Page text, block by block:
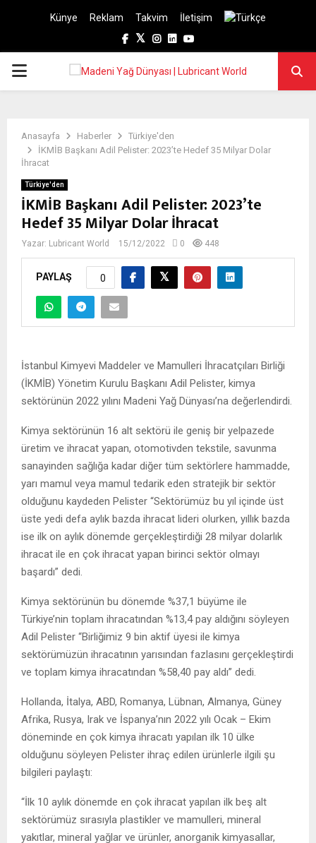
Künye Reklam Takvim
İletişim
Facebook
TwitterInstagram
LinkedinYoutube
PRIMARY
Anasayfa Haberler
Türkiye'den
İKMİB Başkanı Adil Pelister: 2023’te Hedef 35 Milyar Dolar
İhracat
Türkiye'den
İKMİB Başkanı Adil Pelister: 2023’te
Hedef 35 Milyar Dolar İhracat
Yazar: Lubricant World 15/12/2022 0 448
PAYLAŞ 0
İstanbul Kimyevi Maddeler ve Mamulleri İhracatçıları Birliği
(İKMİB) Yönetim Kurulu Başkanı Adil Pelister, kimya
sektörünün 2022 yılını Madeni Yağ Dünyası’na değerlendirdi.
Kimya sektörünün 16 alt sektörü ile geniş bir yelpazede
üretim ve ihracat yapan, otomotivden tekstile, savunma
sanayinden sağlığa kadar diğer tüm sektörlere hammadde,
yarı mamul veya mamul tedarik eden stratejik bir sektör
olduğunu kaydeden Pelister “Sektörümüz bu yıl içinde üst
üste yedi defa aylık bazda ihracat lideri olurken, yıllık bazda
ise ilk on aylık dönemde gerçekleştirdiği 28 milyar dolarlık
ihracat ile en çok ihracat yapan birinci sektör olmayı
başardı” dedi.
Kimya sektörünün bu dönemde %37,1 büyüme ile
Türkiye’nin toplam ihracatından %13,4 pay aldığını söyleyen
Adil Pelister “Birliğimiz 9 bin aktif üyesi ile kimya
sektörümüzün ihracatının yarısından fazlasını gerçekleştirdi
ve toplam kimya ihracatından %58,40 pay aldı” dedi.
Hollanda, İtalya, ABD, Romanya, Lübnan, Almanya, Güney
Afrika, Rusya, Irak ve İspanya’nın 2022 yılı Ocak – Ekim
döneminde en çok kimya ihracatı yapılan ilk 10 ülke
olduğunu söyleyen Pelister ihraç edilen ürünlerle ilgili şu
bilgileri paylaştı:
“İlk 10 aylık dönemde en çok ihracat yapılan ilk beş alt
sektörümüz sırasıyla plastikler ve mamulleri, mineral
yakıtlar, mineral yağlar ve ürünler, anorganik kimyasallar,